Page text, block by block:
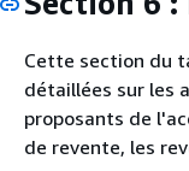
Cette section du
détaillées sur les
proposants de
de revente, les